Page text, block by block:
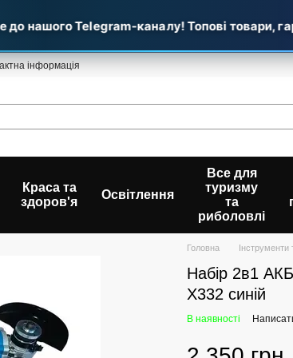
Telegram-каналу! Топові товари,
інформація
Краса та
здоров'я
Освітлення
Все для
туризму
та
риболовлі
Головна Інструменти
Набір 2в1
X332 синій
В наявності